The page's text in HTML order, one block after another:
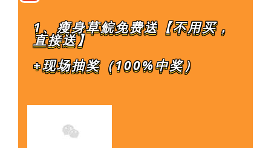
1、瘦身草鲩免费送【不用买，
直接送】
+现场抽奖（100%中奖）